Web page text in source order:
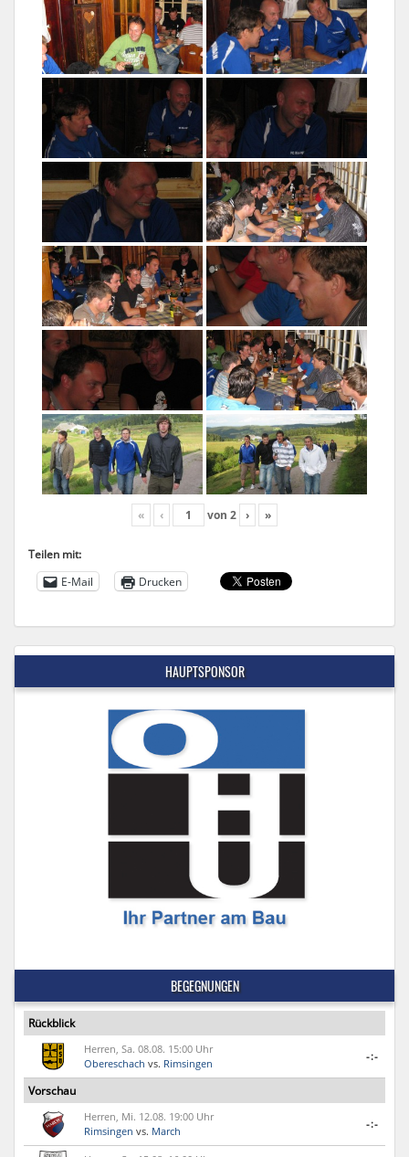
« ‹ von 2 › »
Teilen mit:
E-Mail
Drucken
HAUPTSPONSOR
BEGEGNUNGEN
Rückblick
Herren, Sa. 08.08. 15:00 Uhr
Obereschach vs. Rimsingen
-:-
Vorschau
Herren, Mi. 12.08. 19:00 Uhr
Rimsingen vs. March
-:-